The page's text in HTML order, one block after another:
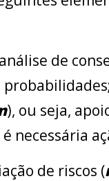
de
), ou seja,
necessária
de riscos (